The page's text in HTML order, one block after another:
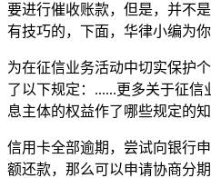
要进行催收账款，但是，并不
有技巧的，下面，华律小编为
为在征信业务活动中切实保护
了以下规定：......更多关于征
息主体的权益作了哪些规定的
信用卡全部逾期，尝试向银行
额还款，那么可以申请协商分